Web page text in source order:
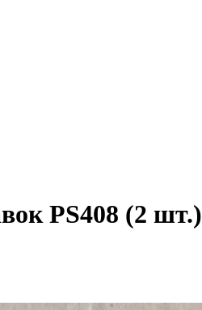
PS408 (2 шт.)